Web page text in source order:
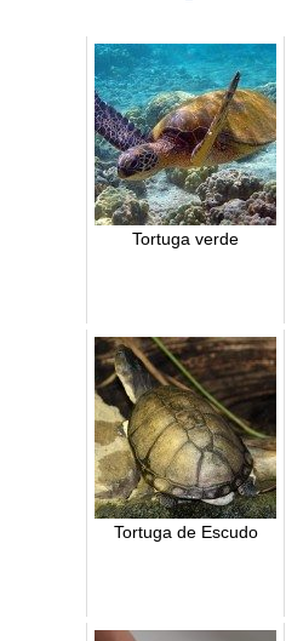
Tortuga verde
Tortuga de Escudo